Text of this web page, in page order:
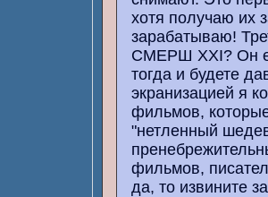
хотя получаю их
зарабатываю!
СМЕРШ XXI? Он
тогда и будете
экранизацией я
фильмов,
"нетленный
фильмов,
да, то извините